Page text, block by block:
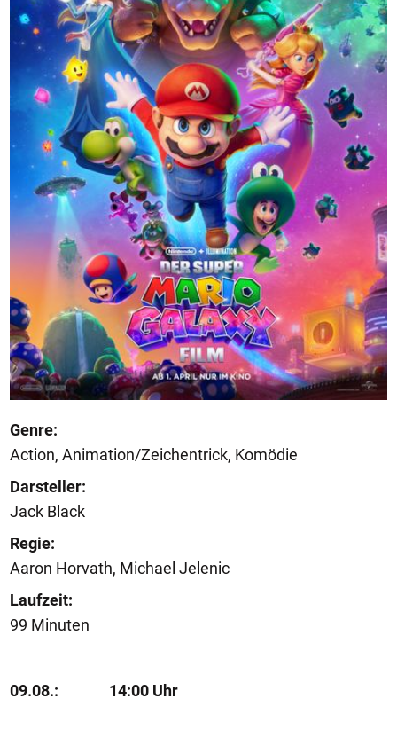
Genre:
Action, Animation/Zeichentrick, Komödie
Darsteller:
Jack Black
Regie:
Aaron Horvath, Michael Jelenic
Laufzeit:
99 Minuten
09.08.: 14:00 Uhr